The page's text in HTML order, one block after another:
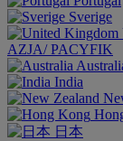
Sverige
AZJA/ PACYFIK
India
日本